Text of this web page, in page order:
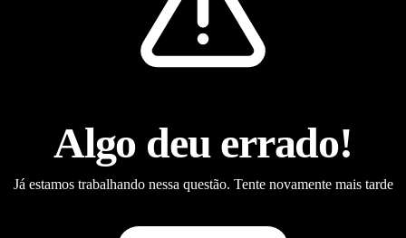
Algo deu errado!
Já estamos trabalhando nessa questão. Tente novamente mais tarde